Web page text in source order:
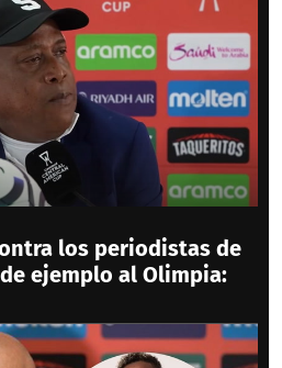
los periodistas de
ejemplo al Olimpia: